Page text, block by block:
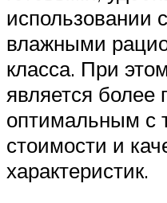
использовании
влажными
класса. При
является
оптимальным с
стоимости и
характеристик.